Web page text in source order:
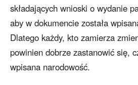
składających wnioski o wydanie
aby w dokumencie została
Dlatego każdy, kto zamierza
powinien dobrze zastanowić się,
wpisana narodowość.